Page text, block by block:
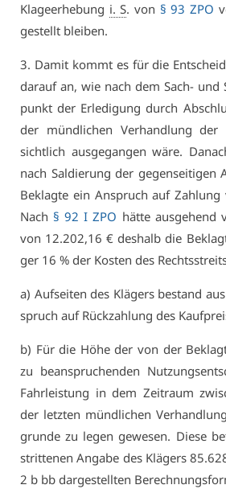
Kla­ge­er­he­bung i. S. von § 93 ZPO
ge­stellt blei­ben.
3. Da­mit kommt es für die
dar­auf an, wie nach dem Sach-
punkt der Er­le­di­gung durch
der münd­li­chen Ver­hand­lung der
sicht­lich aus­ge­gan­gen wä­re.
nach Sal­die­rung der ge­gen­sei­ti­gen
Be­klag­te ein An­spruch auf
Nach § 92 I ZPO hät­te aus­ge­hend
von 12.202,16 € des­halb die
ger 16 % der Kos­ten des
a) Auf­sei­ten des Klä­gers be­stand aus
spruch auf Rück­zah­lung des
b) Für die Hö­he der von der
zu be­an­spru­chen­den
Fahr­leis­tung in dem Zeit­raum
der letz­ten münd­li­chen
grun­de zu le­gen ge­we­sen. Die­se
strit­te­nen An­ga­be des Klä­gers
2 b bb dar­ge­stell­ten